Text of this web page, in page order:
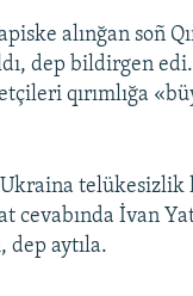
alınğan soñ
dep bildirgen
qırımlığa
telükesizlik
cevabında İvan
dep aytıla.